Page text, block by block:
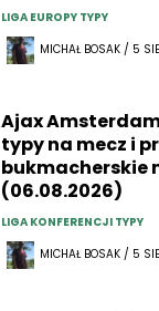
LIGA EUROPY TYPY
MICHAŁ BOSAK / 5
Ajax
typy na mecz i
bukmacherskie
(06.08.2026)
LIGA KONFERENCJI TYPY
MICHAŁ BOSAK / 5